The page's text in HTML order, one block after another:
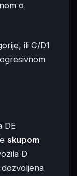
o
ili C/D1
DE
skupom
D